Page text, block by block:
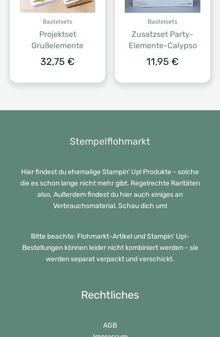
Bastelsets
Projektset
Grußelemente
32,75 €
Bastelsets
Zusatzset Party-
Elemente-Calypso
11,95 €
Stempelflohmarkt
Hier findest du ehemalige Stampin' Up! Produkte - solche
die es schon lange nicht mehr gibt. Regelrechte Raritäten
also. Außerdem findest du hier auch einiges an
Verbrauchsmaterial. Schau dich um!
Bitte beachte: Flohmarkt-Artikel und Stampin' Up!-
Bestellungen können leider nicht kombiniert werden - sie
werden separat verpackt und verschickt.
Rechtliches
AGB